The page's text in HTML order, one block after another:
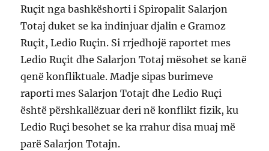
Ruçit nga bashkëshorti i Spiropalit Salarjon
Totaj duket se ka indinjuar djalin e Gramoz
Ruçit, Ledio Ruçin. Si rrjedhojë raportet mes
Ledio Ruçit dhe Salarjon Totaj mësohet se kanë
qenë konfliktuale. Madje sipas burimeve
raporti mes Salarjon Totajt dhe Ledio Ruçi
është përshkallëzuar deri në konflikt fizik, ku
Ledio Ruçi besohet se ka rrahur disa muaj më
parë Salarjon Totajn.